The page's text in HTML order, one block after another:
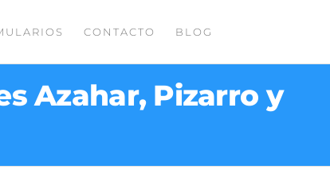
CONTACTO BLOG
Azahar, Pizarro y